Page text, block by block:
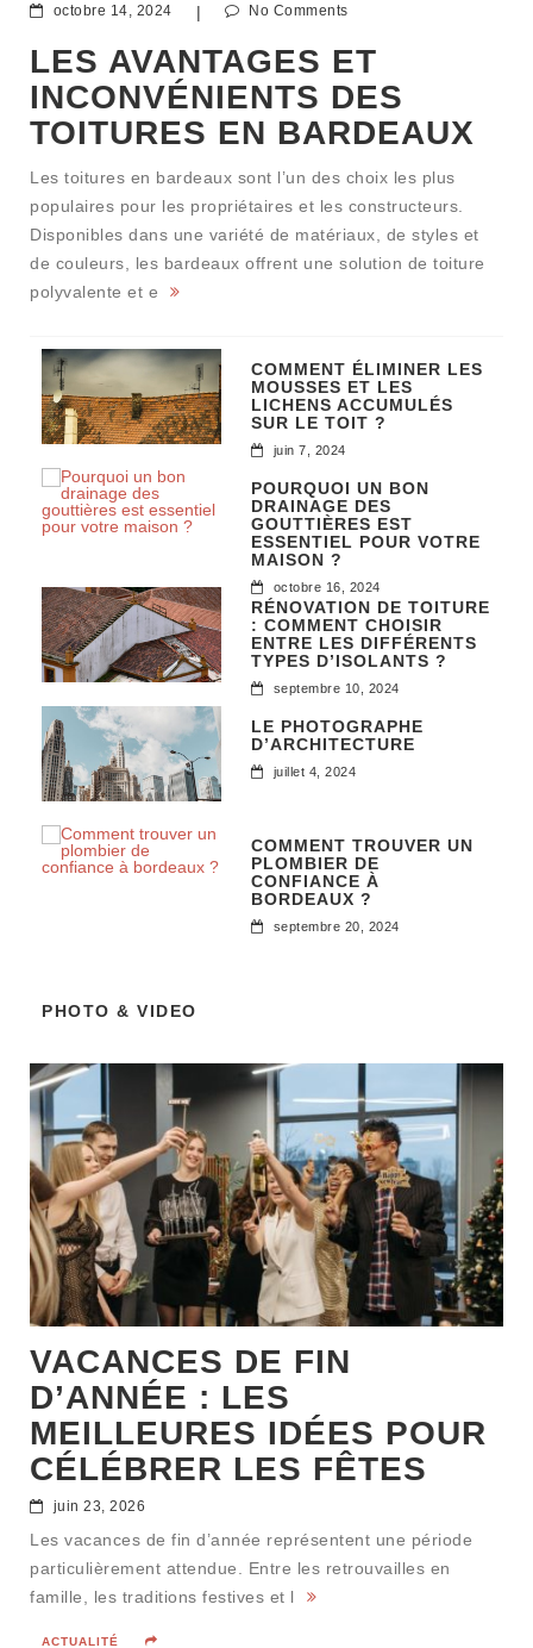
octobre 14, 2024 | No Comments
LES AVANTAGES ET
INCONVÉNIENTS DES
TOITURES EN BARDEAUX
Les toitures en bardeaux sont l’un des choix les plus
populaires pour les propriétaires et les constructeurs.
Disponibles dans une variété de matériaux, de styles et
de couleurs, les bardeaux offrent une solution de toiture
polyvalente et e
COMMENT ÉLIMINER LES
MOUSSES ET LES
LICHENS ACCUMULÉS
SUR LE TOIT ?
juin 7, 2024
POURQUOI UN BON
DRAINAGE DES
GOUTTIÈRES EST
ESSENTIEL POUR VOTRE
MAISON ?
octobre 16, 2024
RÉNOVATION DE TOITURE
: COMMENT CHOISIR
ENTRE LES DIFFÉRENTS
TYPES D’ISOLANTS ?
septembre 10, 2024
LE PHOTOGRAPHE
D’ARCHITECTURE
juillet 4, 2024
COMMENT TROUVER UN
PLOMBIER DE
CONFIANCE À
BORDEAUX ?
septembre 20, 2024
PHOTO & VIDEO
VACANCES DE FIN
D’ANNÉE : LES
MEILLEURES IDÉES POUR
CÉLÉBRER LES FÊTES
juin 23, 2026
Les vacances de fin d’année représentent une période
particulièrement attendue. Entre les retrouvailles en
famille, les traditions festives et l
ACTUALITÉ